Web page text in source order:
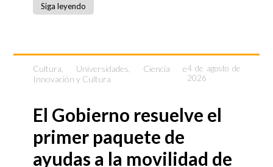
Siga leyendo
Cultura
Universidades, Ciencia e
Innovación y Cultura
4 de agosto de
2026
El Gobierno resuelve el
primer paquete de
ayudas a la movilidad de